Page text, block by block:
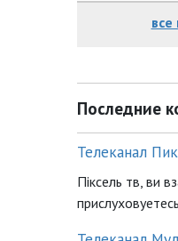
все
Последние
Телеканал
Піксель тв, ви